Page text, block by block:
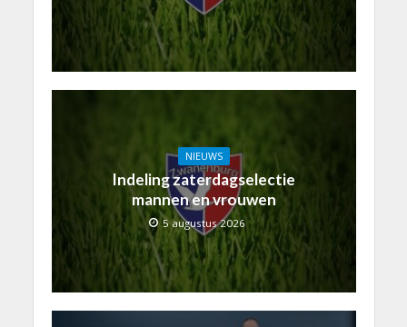
NIEUWS
Indeling zaterdagselectie
mannen en vrouwen
5 augustus 2026